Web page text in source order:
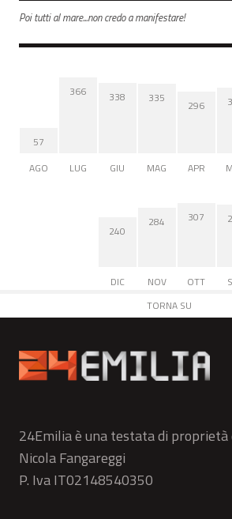
Poi tutti al mare...non credo a manifestare!
57
AGO
366
LUG
338
GIU
335
MAG
296
APR
240
DIC
284
NOV
307
OTT
TORNA SU
24Emilia è una testata di proprietà
Nicola Fangareggi
P. Iva IT02148540350